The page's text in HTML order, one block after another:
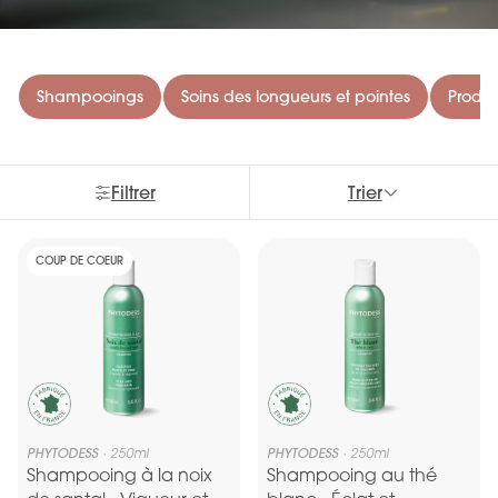
Shampooings Soins des longueurs et pointes
Filtrer Trier
COUP DE COEUR
PHYTODESS 250ml
Shampooing à la noix
PHYTODESS 250ml
Shampooing au thé